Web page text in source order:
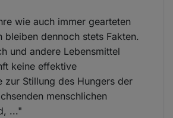
wie auch immer gearteten
bleiben dennoch stets Fakten.
und andere Lebensmittel
keine effektive
zur Stillung des Hungers der
menschlichen
..."